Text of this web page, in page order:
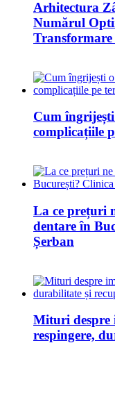
Arhitectura
Numărul
Cum
complicațiile
La ce prețuri
dentare în
Șerban
Mituri despre
respingere,